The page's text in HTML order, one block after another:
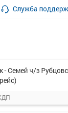
Служба
Семей ч/з